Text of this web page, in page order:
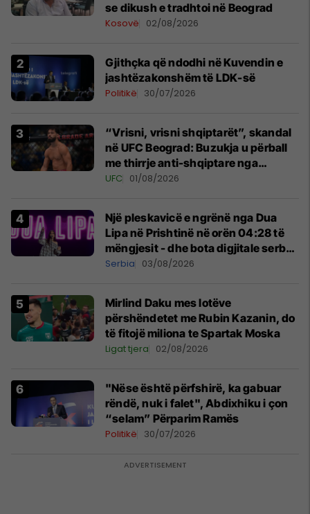
se dikush e tradhtoi në Beograd
Kosovë 02/08/2026
Gjithçka që ndodhi në Kuvendin e
jashtëzakonshëm të LDK-së
Politikë 30/07/2026
“Vrisni, vrisni shqiptarët”, skandal
në UFC Beograd: Buzukja u përball
me thirrje anti-shqiptare nga
tribunat
UFC 01/08/2026
Një pleskavicë e ngrënë nga Dua
Lipa në Prishtinë në orën 04:28 të
mëngjesit - dhe bota digjitale serbe
shpall gjendjen e luftës
Serbia 03/08/2026
Mirlind Daku mes lotëve
përshëndetet me Rubin Kazanin, do
të fitojë miliona te Spartak Moska
Ligat tjera 02/08/2026
"Nëse është përfshirë, ka gabuar
rëndë, nuk i falet", Abdixhiku i çon
“selam” Përparim Ramës
Politikë 30/07/2026